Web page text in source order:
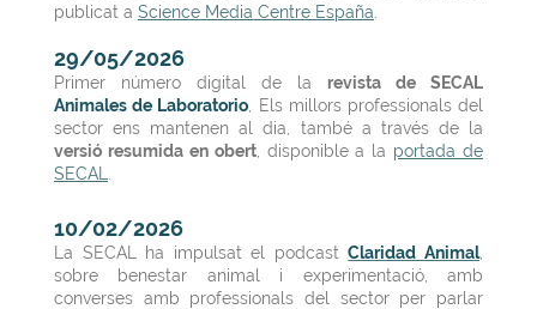
publicat a Science Media Centre España
29/05/2026
Primer número digital de la revista de SECAL
Animales de Laboratorio , Els millors professionals del
sector ens mantenen al dia,
també a través de la
versió resumida en obert, disponible a la portada de
SECAL
10/02/2026
La SECAL ha impulsat el podcastClaridad Animal,
sobre benestar animal i experimentació, amb
converses amb professionals del sector per parlar